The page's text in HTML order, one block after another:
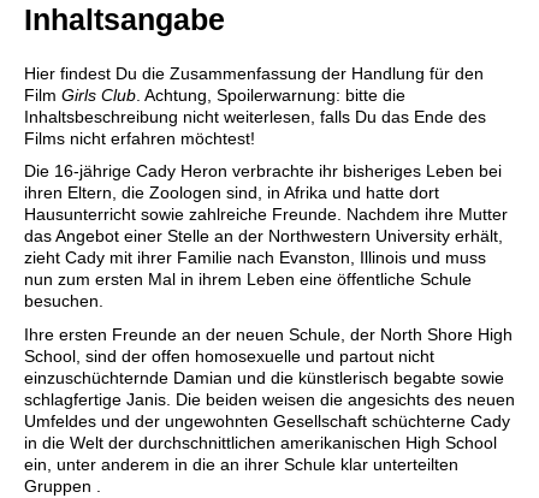
Inhaltsangabe
Hier findest Du die Zusammenfassung der Handlung für den
Film Girls Club . Achtung, Spoilerwarnung: bitte die
Inhaltsbeschreibung nicht weiterlesen, falls Du das Ende des
Films nicht erfahren möchtest!
Die 16-jährige Cady Heron verbrachte ihr bisheriges Leben bei
ihren Eltern, die Zoologen sind, in Afrika und hatte dort
Hausunterricht sowie zahlreiche Freunde. Nachdem ihre Mutter
das Angebot einer Stelle an der Northwestern University erhält,
zieht Cady mit ihrer Familie nach Evanston, Illinois und muss
nun zum ersten Mal in ihrem Leben eine öffentliche Schule
besuchen.
Ihre ersten Freunde an der neuen Schule, der North Shore High
School, sind der offen homosexuelle und partout nicht
einzuschüchternde Damian und die künstlerisch begabte sowie
schlagfertige Janis. Die beiden weisen die angesichts des neuen
Umfeldes und der ungewohnten Gesellschaft schüchterne Cady
in die Welt der durchschnittlichen amerikanischen High School
ein, unter anderem in die an ihrer Schule klar unterteilten
Gruppen .